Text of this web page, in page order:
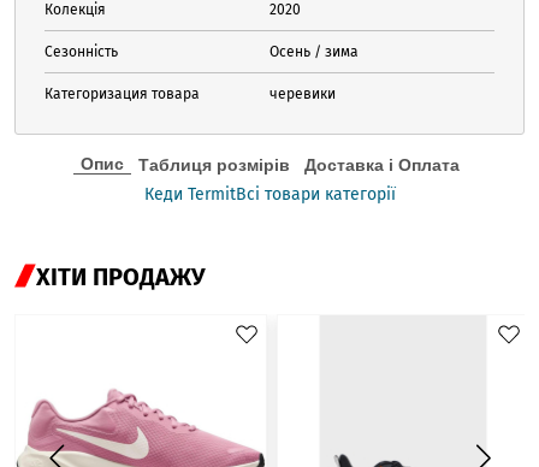
Колекція 2020
Сезонність Осень / зима
Категоризация товара черевики
Опис Таблиця розмірів Доставка і Оплата
Кеди TermitВсі товари категорії
ХІТИ ПРОДАЖУ